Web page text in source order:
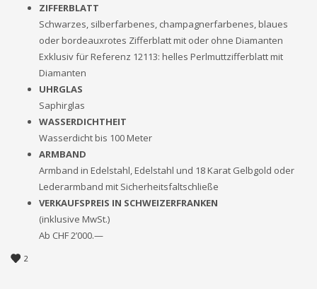
ZIFFERBLATT
Schwarzes, silberfarbenes, champagnerfarbenes, blaues
oder bordeauxrotes Zifferblatt mit oder ohne Diamanten
Exklusiv für Referenz 12113: helles Perlmuttzifferblatt mit
Diamanten
UHRGLAS
Saphirglas
WASSERDICHTHEIT
Wasserdicht bis 100 Meter
ARMBAND
Armband in Edelstahl, Edelstahl und 18 Karat Gelbgold oder
Lederarmband mit Sicherheitsfaltschließe
VERKAUFSPREIS IN SCHWEIZERFRANKEN
(inklusive MwSt.)
Ab CHF 2’000.—
2